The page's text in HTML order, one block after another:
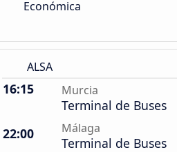
Económica
ALSA
16:15 Murcia
Terminal de Buses
22:00
Málaga
Terminal de Buses